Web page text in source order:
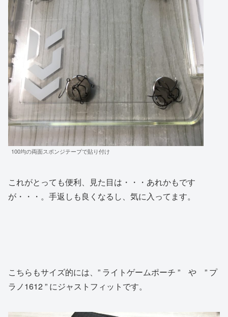
100均の両面スポンジテープで貼り付け
これがとっても便利、見た目は・・・あれかもです
が・・・。手返しも良くなるし、気に入ってます。
こちらもサイズ的には、” ライトゲームポーチ ” や ” プ
ラノ1612 ” にジャストフィットです。